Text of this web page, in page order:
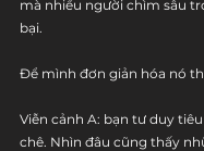
mà nhiều người chìm sâu
bại.
Để mình đơn giản hóa nó
Viễn cảnh A: bạn tư duy
chê. Nhìn đâu cũng thấy